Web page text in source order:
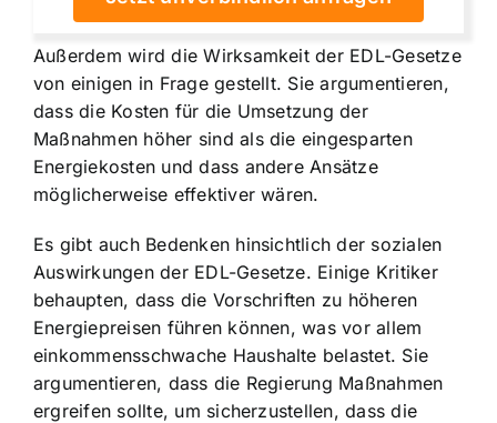
Außerdem wird die Wirksamkeit der EDL-Gesetze
von einigen in Frage gestellt. Sie argumentieren,
dass die Kosten für die Umsetzung der
Maßnahmen höher sind als die eingesparten
Energiekosten und dass andere Ansätze
möglicherweise effektiver wären.
Es gibt auch Bedenken hinsichtlich der sozialen
Auswirkungen der EDL-Gesetze. Einige Kritiker
behaupten, dass die Vorschriften zu höheren
Energiepreisen führen können, was vor allem
einkommensschwache Haushalte belastet. Sie
argumentieren, dass die Regierung Maßnahmen
ergreifen sollte, um sicherzustellen, dass die